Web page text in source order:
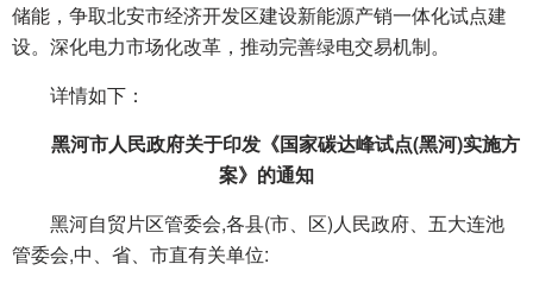
储能，争取北安市经济开发区建设新能源产销一体化试点建
设。深化电力市场化改革，推动完善绿电交易机制。
详情如下：
黑河市人民政府关于印发《国家碳达峰试点(黑河)实施方
案》的通知
黑河自贸片区管委会,各县(市、区)人民政府、五大连池
管委会,中、省、市直有关单位: